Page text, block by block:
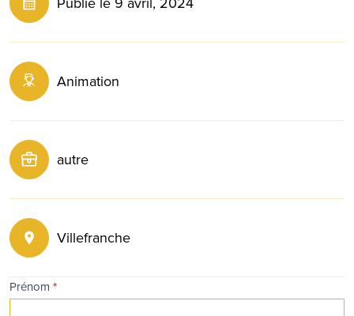
Animation
autre
Villefranche
Candidature-
OffreEmploi
Prénom *